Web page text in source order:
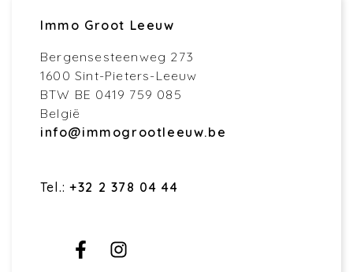
Immo Groot Leeuw
Bergensesteenweg 273
1600 Sint-Pieters-Leeuw
BTW BE 0419 759 085
België
info@immogrootleeuw.be
Tel.: +32 2 378 04 44